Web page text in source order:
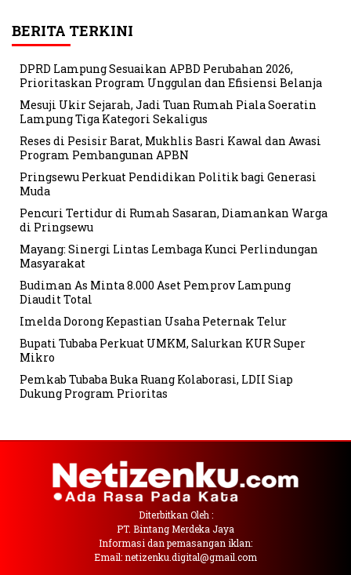
BERITA TERKINI
DPRD Lampung Sesuaikan APBD Perubahan 2026,
Prioritaskan Program Unggulan dan Efisiensi Belanja
Mesuji Ukir Sejarah, Jadi Tuan Rumah Piala Soeratin
Lampung Tiga Kategori Sekaligus
Reses di Pesisir Barat, Mukhlis Basri Kawal dan Awasi
Program Pembangunan APBN
Pringsewu Perkuat Pendidikan Politik bagi Generasi
Muda
Pencuri Tertidur di Rumah Sasaran, Diamankan Warga
di Pringsewu
Mayang: Sinergi Lintas Lembaga Kunci Perlindungan
Masyarakat
Budiman As Minta 8.000 Aset Pemprov Lampung
Diaudit Total
Imelda Dorong Kepastian Usaha Peternak Telur
Bupati Tubaba Perkuat UMKM, Salurkan KUR Super
Mikro
Pemkab Tubaba Buka Ruang Kolaborasi, LDII Siap
Dukung Program Prioritas
Diterbitkan Oleh :
PT. Bintang Merdeka Jaya
Informasi dan pemasangan iklan:
Email: netizenku.digital@gmail.com